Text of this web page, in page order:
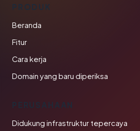
PRODUK
Beranda
Fitur
Cara kerja
Domain yang baru diperiksa
PERUSAHAAN
Didukung infrastruktur tepercaya